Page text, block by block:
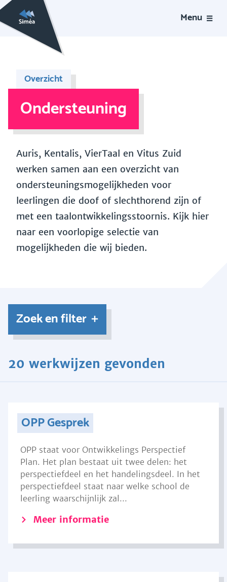
Menu
Overzicht
Ondersteuning
Auris, Kentalis, VierTaal en Vitus Zuid
werken samen aan een overzicht van
ondersteuningsmogelijkheden voor
leerlingen die doof of slechthorend zijn of
met een taalontwikkelingsstoornis. Kijk hier
naar een voorlopige selectie van
mogelijkheden die wij bieden.
Zoek en filter
20 werkwijzen gevonden
OPP Gesprek
OPP staat voor Ontwikkelings Perspectief
Plan. Het plan bestaat uit twee delen: het
perspectiefdeel en het handelingsdeel. In het
perspectiefdeel staat naar welke school de
leerling waarschijnlijk zal...
Meer informatie